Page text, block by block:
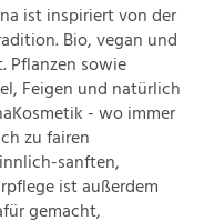
ist inspiriert von der
Bio, vegan und
Pflanzen sowie
Feigen und natürlich
- wo immer
zu fairen
sanften,
ist außerdem
gemacht,